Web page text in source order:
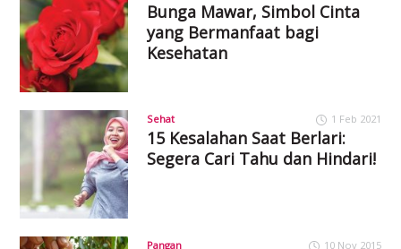
Bunga Mawar, Simbol Cinta
yang Bermanfaat bagi
Kesehatan
Sehat 1 Feb 2021
15 Kesalahan Saat Berlari:
Segera Cari Tahu dan Hindari!
Pangan 10 Nov 2015